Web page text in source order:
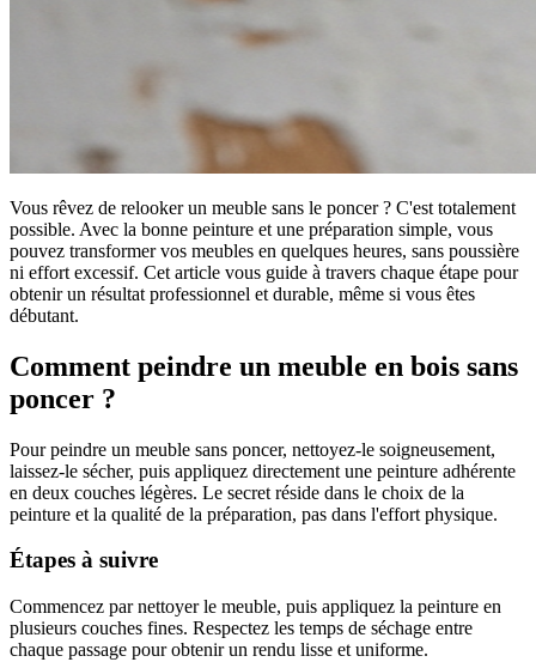
Vous rêvez de relooker un meuble sans le poncer ? C'est totalement
possible. Avec la bonne peinture et une préparation simple, vous
pouvez transformer vos meubles en quelques heures, sans poussière
ni effort excessif. Cet article vous guide à travers chaque étape pour
obtenir un résultat professionnel et durable, même si vous êtes
débutant.
Comment peindre un meuble en bois sans
poncer ?
Pour peindre un meuble sans poncer, nettoyez-le soigneusement,
laissez-le sécher, puis appliquez directement une peinture adhérente
en deux couches légères. Le secret réside dans le choix de la
peinture et la qualité de la préparation, pas dans l'effort physique.
Étapes à suivre
Commencez par nettoyer le meuble, puis appliquez la peinture en
plusieurs couches fines. Respectez les temps de séchage entre
chaque passage pour obtenir un rendu lisse et uniforme.